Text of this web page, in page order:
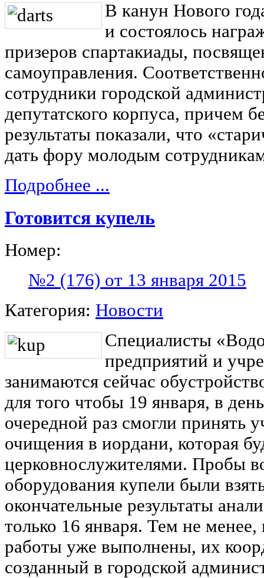
В канун Нового
и состоялось
призеров спартакиады,
самоуправления.
сотрудники городской
депутатского корпуса, причем
результаты показали, что
дать фору молодым
Подробнее ...
Готовится купель
Номер:
№2 (176) от 13 января 2015
Категория: Новости
Специалисты
предприятий и
занимаются сейчас
для того чтобы 19 января, в
очередной раз смогли принять
очищения в иордани, которая
церковнослужителями. Пробы
оборудования купели были
окончательные результаты
только 16 января. Тем не менее,
работы уже выполнены, их
созданный в городской